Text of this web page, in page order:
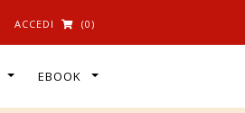
ACCEDI (0)
EBOOK